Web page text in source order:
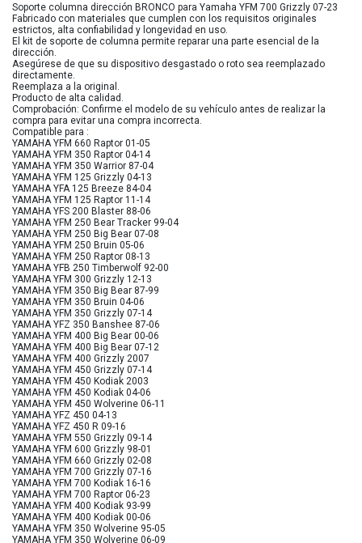
Soporte columna dirección BRONCO para Yamaha YFM 700 Grizzly 07-23
Fabricado con materiales que cumplen con los requisitos originales
estrictos, alta confiabilidad y longevidad en uso.
El kit de soporte de columna permite reparar una parte esencial de la
dirección.
Asegúrese de que su dispositivo desgastado o roto sea reemplazado
directamente.
Reemplaza a la original.
Producto de alta calidad.
Comprobación: Confirme el modelo de su vehículo antes de realizar la
compra para evitar una compra incorrecta.
Compatible para :
YAMAHA YFM 660 Raptor 01-05
YAMAHA YFM 350 Raptor 04-14
YAMAHA YFM 350 Warrior 87-04
YAMAHA YFM 125 Grizzly 04-13
YAMAHA YFA 125 Breeze 84-04
YAMAHA YFM 125 Raptor 11-14
YAMAHA YFS 200 Blaster 88-06
YAMAHA YFM 250 Bear Tracker 99-04
YAMAHA YFM 250 Big Bear 07-08
YAMAHA YFM 250 Bruin 05-06
YAMAHA YFM 250 Raptor 08-13
YAMAHA YFB 250 Timberwolf 92-00
YAMAHA YFM 300 Grizzly 12-13
YAMAHA YFM 350 Big Bear 87-99
YAMAHA YFM 350 Bruin 04-06
YAMAHA YFM 350 Grizzly 07-14
YAMAHA YFZ 350 Banshee 87-06
YAMAHA YFM 400 Big Bear 00-06
YAMAHA YFM 400 Big Bear 07-12
YAMAHA YFM 400 Grizzly 2007
YAMAHA YFM 450 Grizzly 07-14
YAMAHA YFM 450 Kodiak 2003
YAMAHA YFM 450 Kodiak 04-06
YAMAHA YFM 450 Wolverine 06-11
YAMAHA YFZ 450 04-13
YAMAHA YFZ 450 R 09-16
YAMAHA YFM 550 Grizzly 09-14
YAMAHA YFM 600 Grizzly 98-01
YAMAHA YFM 660 Grizzly 02-08
YAMAHA YFM 700 Grizzly 07-16
YAMAHA YFM 700 Kodiak 16-16
YAMAHA YFM 700 Raptor 06-23
YAMAHA YFM 400 Kodiak 93-99
YAMAHA YFM 400 Kodiak 00-06
YAMAHA YFM 350 Wolverine 95-05
YAMAHA YFM 350 Wolverine 06-09